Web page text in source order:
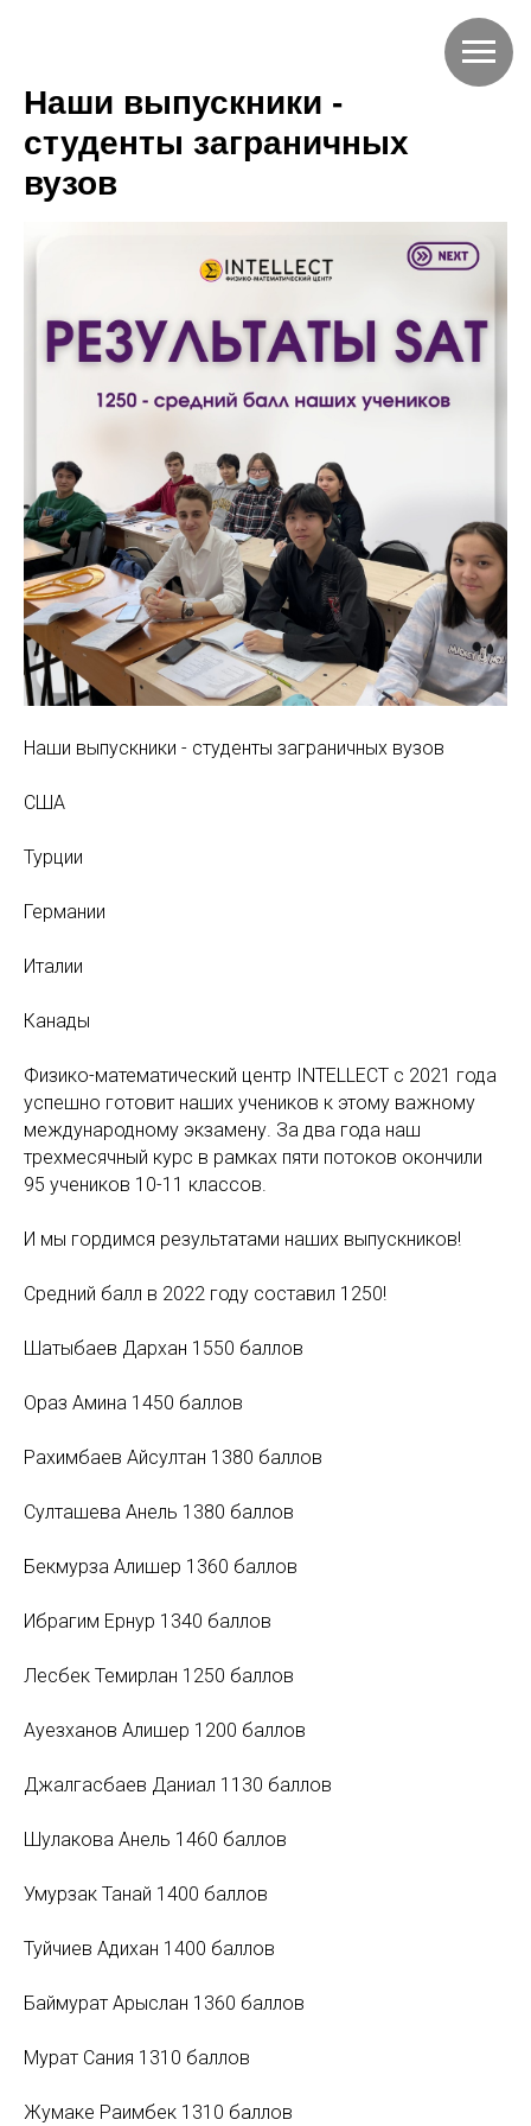
Наши выпускники -
студенты заграничных
вузов
Наши выпускники - студенты заграничных вузов
США
Турции
Германии
Италии
Канады
Физико-математический центр INTELLECT с 2021 года
успешно готовит наших учеников к этому важному
международному экзамену. За два года наш
трехмесячный курс в рамках пяти потоков окончили
95 учеников 10-11 классов.
И мы гордимся результатами наших выпускников!
Средний балл в 2022 году составил 1250!
Шатыбаев Дархан 1550 баллов
Ораз Амина 1450 баллов
Рахимбаев Айсултан 1380 баллов
Султашева Анель 1380 баллов
Бекмурза Алишер 1360 баллов
Ибрагим Ернур 1340 баллов
Лесбек Темирлан 1250 баллов
Ауезханов Алишер 1200 баллов
Джалгасбаев Даниал 1130 баллов
Шулакова Анель 1460 баллов
Умурзак Танай 1400 баллов
Туйчиев Адихан 1400 баллов
Баймурат Арыслан 1360 баллов
Мурат Сания 1310 баллов
Жумаке Раимбек 1310 баллов